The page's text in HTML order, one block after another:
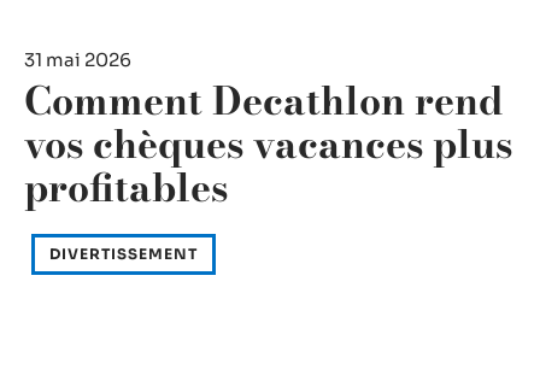
31 mai 2026
Comment Decathlon rend
vos chèques vacances plus
profitables
DIVERTISSEMENT